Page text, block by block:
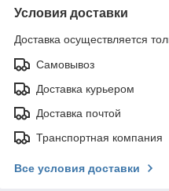
Условия доставки
Доставка осуществляется
Самовывоз
Доставка курьером
Доставка почтой
Транспортная компания
Все условия доставки